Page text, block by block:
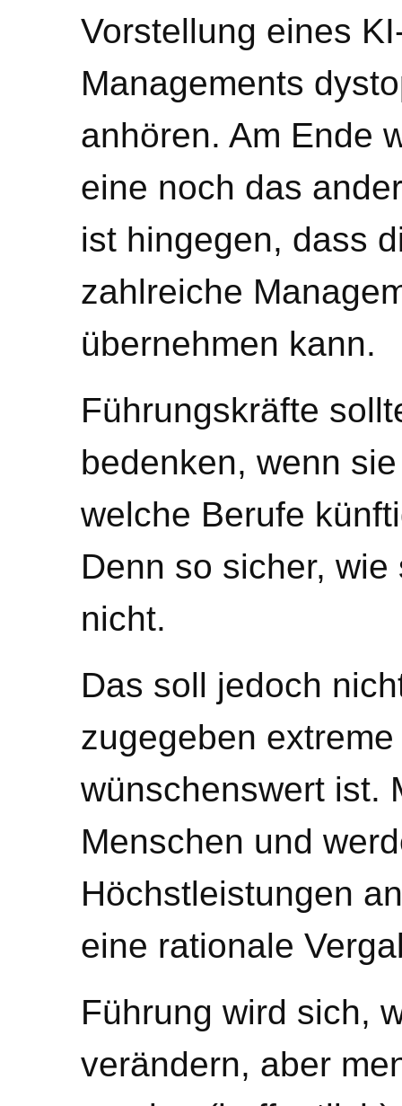
Vorstellung eines
Managements
anhören. Am Ende
eine noch das
ist hingegen, dass
zahlreiche
übernehmen kann.
Führungskräfte
bedenken, wenn
welche Berufe
Denn so sicher,
nicht.
Das soll jedoch
zugegeben
wünschenswert ist.
Menschen und
Höchstleistungen
eine rationale
Führung wird sich,
verändern, aber